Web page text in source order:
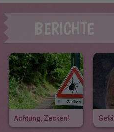
BERICHTE
Achtung, Zecken!